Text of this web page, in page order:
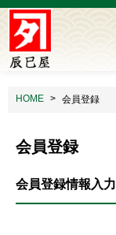
HOME 会員登録
会員登録
会員登録情報入力